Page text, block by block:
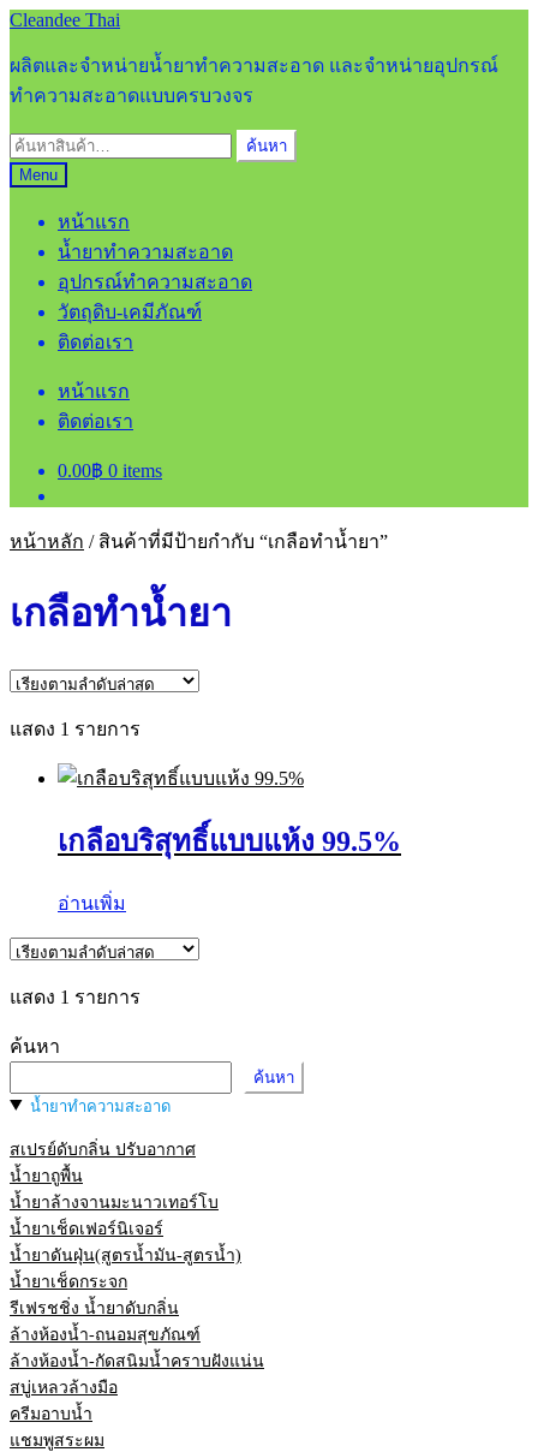
Skip
navigation
Skip
content
Cleandee Thai
ผลิตและจำหน่ายน้ำยาทำความสะอาด และจำหน่ายอุปกรณ์
ทำความสะอาดแบบครบวงจร
ค้นหา:
ค้นหา
Menu
หน้าแรก
น้ำยาทำความสะอาด
อุปกรณ์ทำความสะอาด
วัตถุดิบ-เคมีภัณฑ์
ติดต่อเรา
หน้าแรก
ติดต่อเรา
0.00฿ 0 items
หน้าหลัก / สินค้าที่มีป้ายกำกับ “เกลือทำน้ำยา”
เกลือทำน้ำยา
แสดง 1 รายการ
เกลือบริสุทธิ์แบบแห้ง 99.5%
อ่านเพิ่ม
แสดง 1 รายการ
ค้นหา
ค้นหา
น้ำยาทำความสะอาด
สเปรย์ดับกลิ่น ปรับอากาศ
น้ำยาถูพื้น
น้ำยาล้างจานมะนาวเทอร์โบ
น้ำยาเช็ดเฟอร์นิเจอร์
น้ำยาดันฝุ่น(สูตรน้ำมัน-สูตรน้ำ)
น้ำยาเช็ดกระจก
รีเฟรชชิ่ง น้ำยาดับกลิ่น
ล้างห้องน้ำ-ถนอมสุขภัณฑ์
ล้างห้องน้ำ-กัดสนิมน้ำคราบฝังแน่น
สบู่เหลวล้างมือ
ครีมอาบน้ำ
แชมพูสระผม